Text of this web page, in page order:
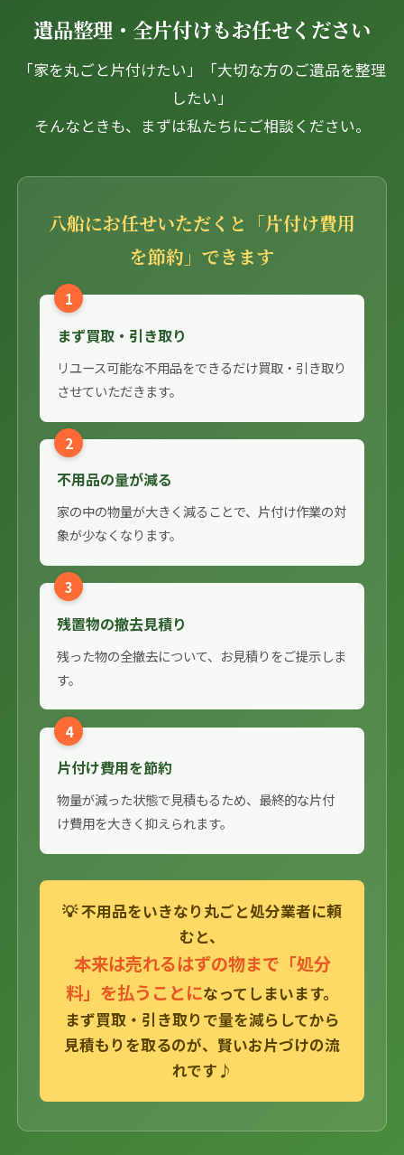
遺品整理・全片付けもお任せください
「家を丸ごと片付けたい」「大切な方のご遺品を整理
したい」
そんなときも、まずは私たちにご相談ください。
八船にお任せいただくと「片付け費用
を節約」できます
1
まず買取・引き取り
リユース可能な不用品をできるだけ買取・引き取り
させていただきます。
2
不用品の量が減る
家の中の物量が大きく減ることで、片付け作業の対
象が少なくなります。
3
残置物の撤去見積り
残った物の全撤去について、お見積りをご提示しま
す。
4
片付け費用を節約
物量が減った状態で見積もるため、最終的な片付
け費用を大きく抑えられます。
💡 不用品をいきなり丸ごと処分業者に頼
むと、
本来は売れるはずの物まで「処分
料」を払うことになってしまいます。
まず買取・引き取りで量を減らしてから
見積もりを取るのが、賢いお片づけの流
れです♪